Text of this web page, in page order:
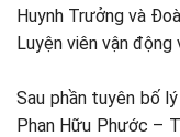
Huynh Trưởng và
Luyện viên vận
Sau phần tuyên bố
Phan Hữu Phước –